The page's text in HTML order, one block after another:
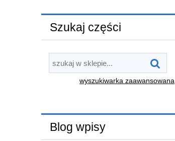
Szukaj części
wyszukiwarka zaawansowana
Blog wpisy